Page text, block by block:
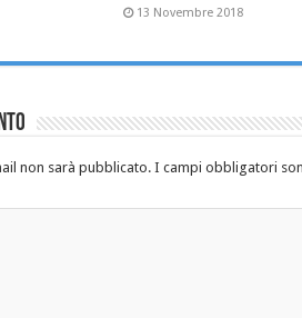
13 Novembre 2018
non sarà pubblicato.I campi obbligatori